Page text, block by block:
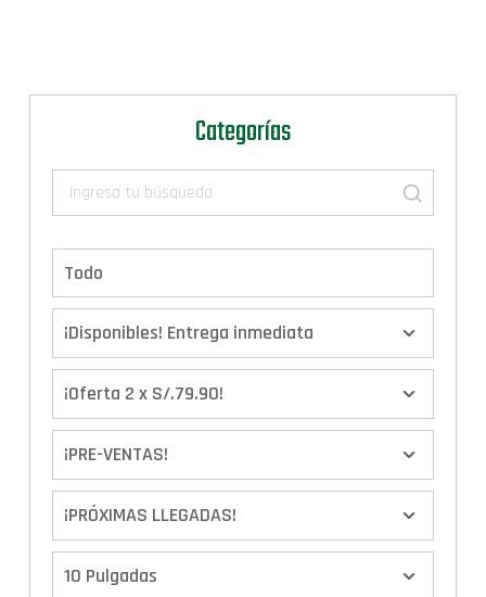
Categorías
Todo
¡Disponibles! Entrega inmediata
¡Oferta 2 x S/.79.90!
¡PRE-VENTAS!
¡PRÓXIMAS LLEGADAS!
10 Pulgadas